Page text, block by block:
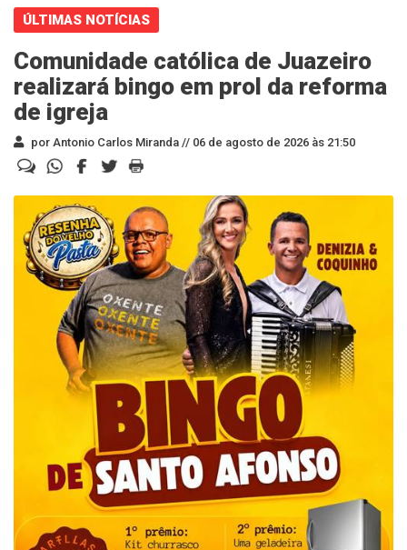
ÚLTIMAS NOTÍCIAS
Comunidade católica de Juazeiro
realizará bingo em prol da reforma
de igreja
por Antonio Carlos Miranda // 06 de agosto de 2026 às 21:50